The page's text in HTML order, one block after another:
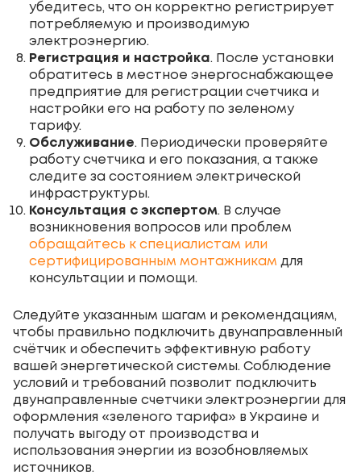
убедитесь, что он корректно регистрирует
потребляемую и производимую
электроэнергию.
Регистрация и настройка. После установки
обратитесь в местное энергоснабжающее
предприятие для регистрации счетчика и
настройки его на работу по зеленому
тарифу.
Обслуживание. Периодически проверяйте
работу счетчика и его показания, а также
следите за состоянием электрической
инфраструктуры.
Консультация с экспертом. В случае
возникновения вопросов или проблем
обращайтесь к специалистам или
сертифицированным монтажникам для
консультации и помощи.
Следуйте указанным шагам и рекомендациям,
чтобы правильно подключить двунаправленный
счётчик и обеспечить эффективную работу
вашей энергетической системы. Соблюдение
условий и требований позволит подключить
двунаправленные счетчики электроэнергии для
оформления «зеленого тарифа» в Украине и
получать выгоду от производства и
использования энергии из возобновляемых
источников.